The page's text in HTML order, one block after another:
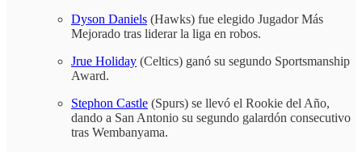
Dyson Daniels (Hawks) fue elegido Jugador Más
Mejorado tras liderar la liga en robos.
Jrue Holiday (Celtics) ganó su segundo Sportsmanship
Award.
Stephon Castle (Spurs) se llevó el Rookie del Año,
dando a San Antonio su segundo galardón consecutivo
tras Wembanyama.